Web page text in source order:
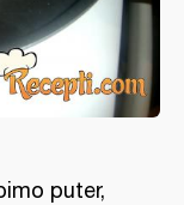
puter,